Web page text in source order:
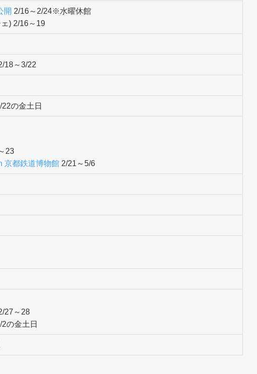
開 2/16～2/24※水曜休館
) 2/16～19
18～3/22
の金土日
23
京都鉄道博物館 2/21～5/6
27～28
の金土日